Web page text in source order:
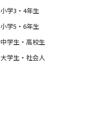
小学3・4年生
小学5・6年生
中学生・高校生
大学生・社会人